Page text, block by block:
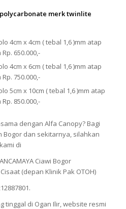
merk twinlite
4cm x 4cm ( tebal 1,6 )mm atap
650.000,-
4cm x 6cm ( tebal 1,6 )mm atap
750.000,-
5cm x 10cm ( tebal 1,6 )mm atap
850.000,-
dengan Alfa Canopy? Bagi
Bogor dan sekitarnya, silahkan
di
Ciawi Bogor
(depan Klinik Pak OTOH)
tinggal di Ogan Ilir, website resmi